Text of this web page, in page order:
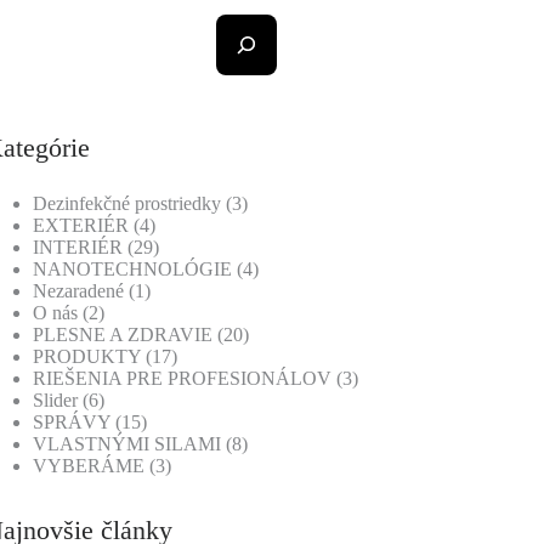
Dezinfekčné prostriedky (3)
EXTERIÉR (4)
INTERIÉR (29)
NANOTECHNOLÓGIE (4)
Nezaradené (1)
O nás (2)
PLESNE A ZDRAVIE (20)
PRODUKTY (17)
RIEŠENIA PRE PROFESIONÁLOV (3)
Slider (6)
SPRÁVY (15)
VLASTNÝMI SILAMI (8)
VYBERÁME (3)
články